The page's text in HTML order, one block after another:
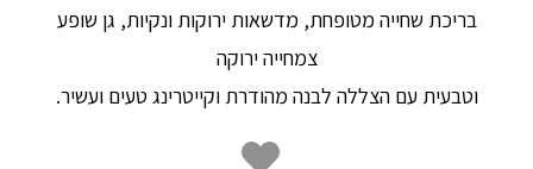
בריכת שחייה מטופחת, מדשאות ירוקות ונקיות, גן שופע
צמחייה ירוקה
וטבעית עם הצללה לבנה מהודרת וקייטרינג טעים ועשיר.​